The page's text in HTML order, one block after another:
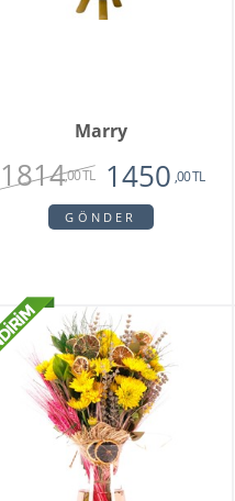
Marry
1814,00 TL 1450 ,00 TL
GÖNDER